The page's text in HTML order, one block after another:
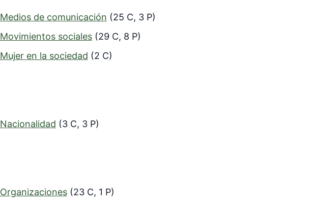
Medios de comunicación (25 C, 3 P)
Movimientos sociales (29 C, 8 P)
Mujer en la sociedad (2 C)
Nacionalidad (3 C, 3 P)
Organizaciones (23 C, 1 P)